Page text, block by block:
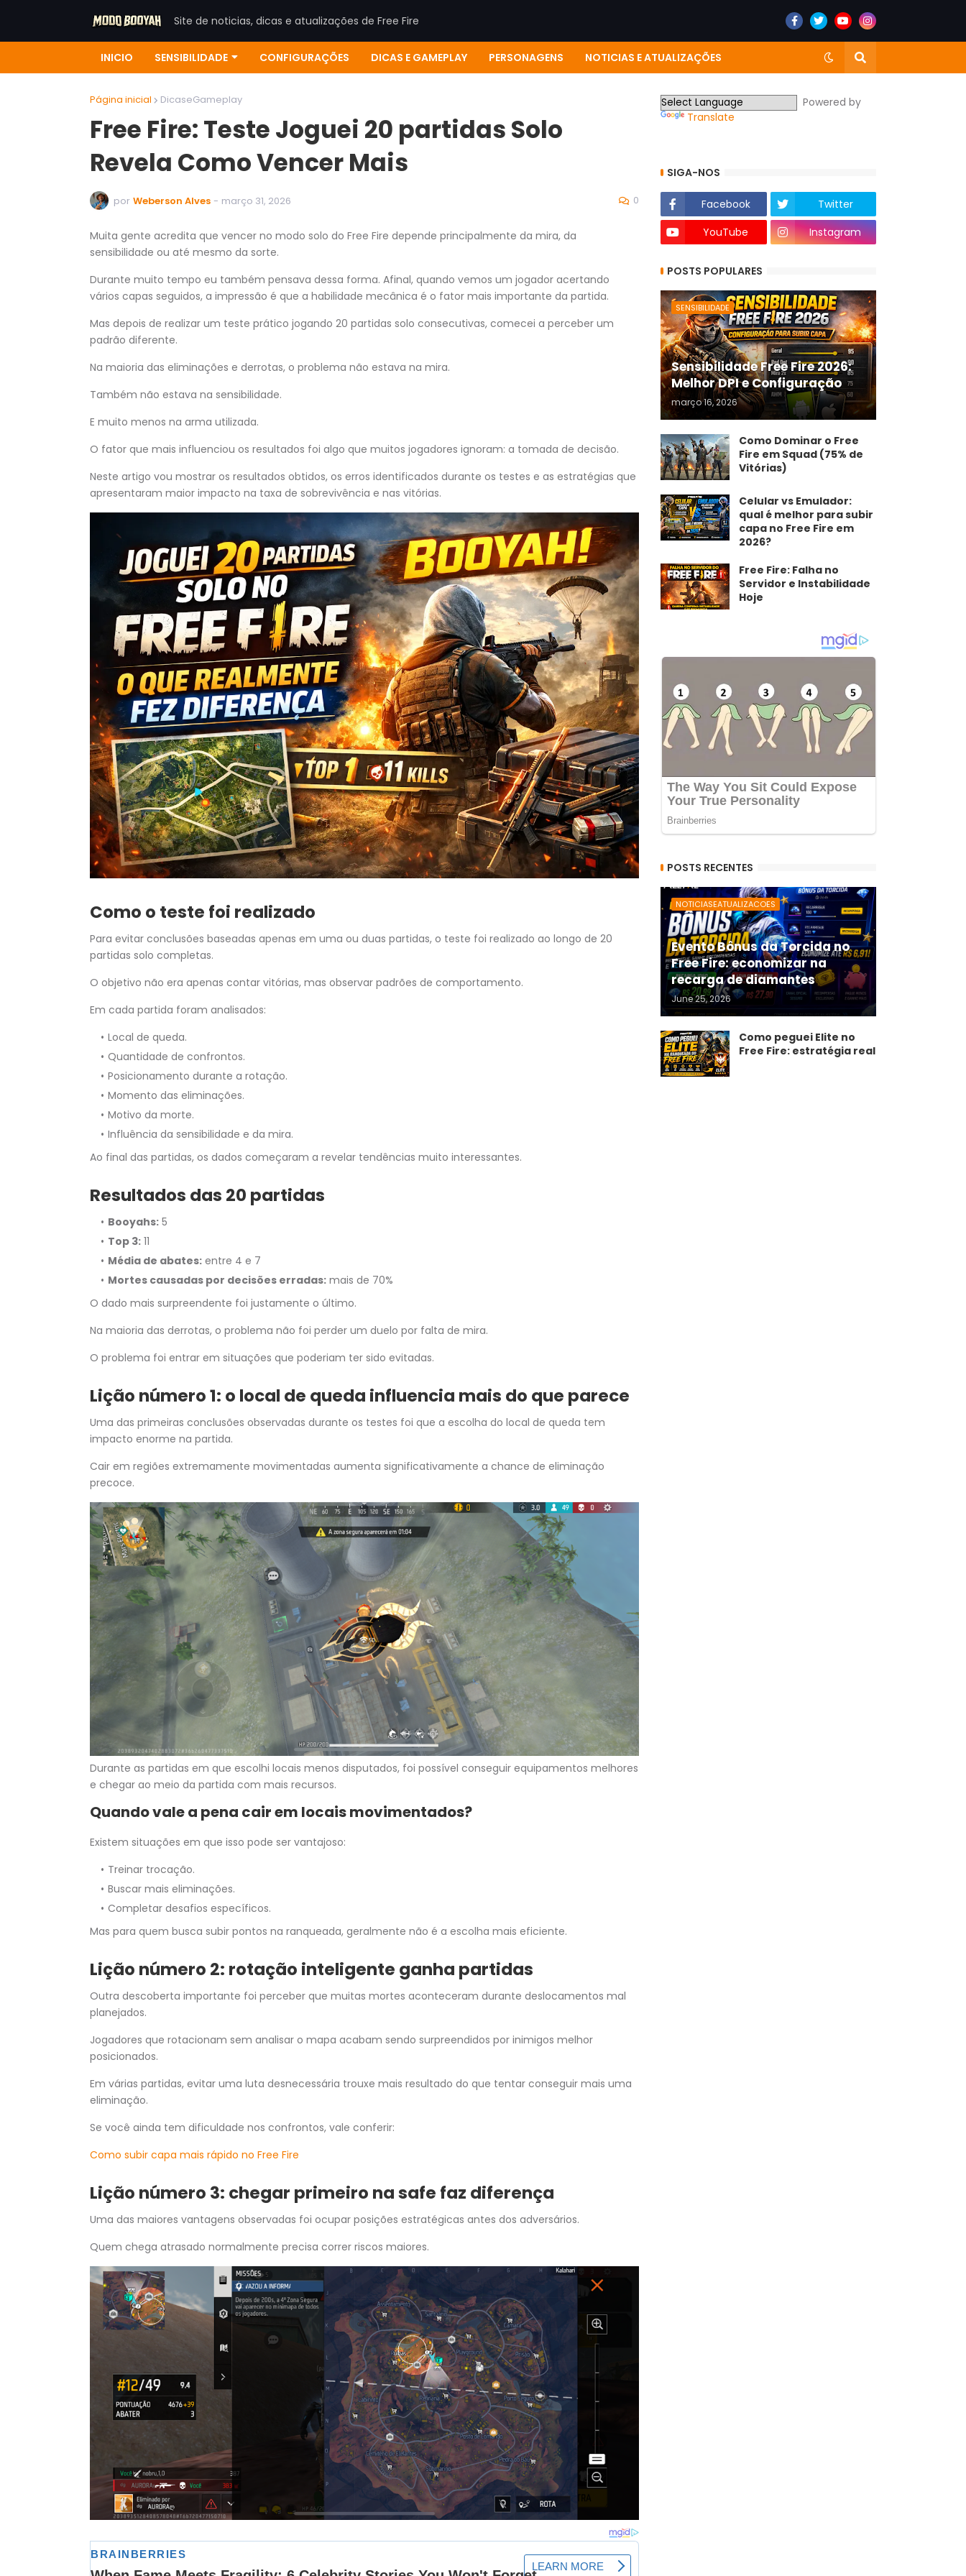
Site de noticias, dicas e atualizações de Free Fire
INICIO SENSIBILIDADE CONFIGURAÇÕES DICAS E GAMEPLAY PERSONAGENS NOTICIAS E ATUALIZAÇÕES
Página inicial DicaseGameplay
Free Fire: Teste Joguei 20 partidas Solo
Revela Como Vencer Mais
por Weberson Alves - março 31, 2026 0
Muita gente acredita que vencer no modo solo do Free Fire depende principalmente da mira, da
sensibilidade ou até mesmo da sorte.
Durante muito tempo eu também pensava dessa forma. Afinal, quando vemos um jogador acertando
vários capas seguidos, a impressão é que a habilidade mecânica é o fator mais importante da partida.
Mas depois de realizar um teste prático jogando 20 partidas solo consecutivas, comecei a perceber um
padrão diferente.
Na maioria das eliminações e derrotas, o problema não estava na mira.
Também não estava na sensibilidade.
E muito menos na arma utilizada.
O fator que mais influenciou os resultados foi algo que muitos jogadores ignoram: a tomada de decisão.
Neste artigo vou mostrar os resultados obtidos, os erros identificados durante os testes e as estratégias que
apresentaram maior impacto na taxa de sobrevivência e nas vitórias.
Como o teste foi realizado
Para evitar conclusões baseadas apenas em uma ou duas partidas, o teste foi realizado ao longo de 20
partidas solo completas.
O objetivo não era apenas contar vitórias, mas observar padrões de comportamento.
Em cada partida foram analisados:
Local de queda.
Quantidade de confrontos.
Posicionamento durante a rotação.
Momento das eliminações.
Motivo da morte.
Influência da sensibilidade e da mira.
Ao final das partidas, os dados começaram a revelar tendências muito interessantes.
Resultados das 20 partidas
Booyahs: 5
Top 3: 11
Média de abates: entre 4 e 7
Mortes causadas por decisões erradas: mais de 70%
O dado mais surpreendente foi justamente o último.
Na maioria das derrotas, o problema não foi perder um duelo por falta de mira.
O problema foi entrar em situações que poderiam ter sido evitadas.
Lição número 1: o local de queda influencia mais do que parece
Uma das primeiras conclusões observadas durante os testes foi que a escolha do local de queda tem
impacto enorme na partida.
Cair em regiões extremamente movimentadas aumenta significativamente a chance de eliminação
precoce.
Durante as partidas em que escolhi locais menos disputados, foi possível conseguir equipamentos melhores
e chegar ao meio da partida com mais recursos.
Quando vale a pena cair em locais movimentados?
Existem situações em que isso pode ser vantajoso:
Treinar trocação.
Buscar mais eliminações.
Completar desafios específicos.
Mas para quem busca subir pontos na ranqueada, geralmente não é a escolha mais eficiente.
Lição número 2: rotação inteligente ganha partidas
Outra descoberta importante foi perceber que muitas mortes aconteceram durante deslocamentos mal
planejados.
Jogadores que rotacionam sem analisar o mapa acabam sendo surpreendidos por inimigos melhor
posicionados.
Em várias partidas, evitar uma luta desnecessária trouxe mais resultado do que tentar conseguir mais uma
eliminação.
Se você ainda tem dificuldade nos confrontos, vale conferir:
Como subir capa mais rápido no Free Fire
Lição número 3: chegar primeiro na safe faz diferença
Uma das maiores vantagens observadas foi ocupar posições estratégicas antes dos adversários.
Quem chega atrasado normalmente precisa correr riscos maiores.
Powered by
Translate
SIGA-NOS
Facebook
Twitter
YouTube
Instagram
POSTS POPULARES
SENSIBILIDADE
Sensibilidade Free Fire 2026:
Melhor DPI e Configuração
março 16, 2026
Como Dominar o Free
Fire em Squad (75% de
Vitórias)
Celular vs Emulador:
qual é melhor para subir
capa no Free Fire em
2026?
Free Fire: Falha no
Servidor e Instabilidade
Hoje
POSTS RECENTES
NOTICIASEATUALIZACOES
Evento Bônus da Torcida no
Free Fire: economizar na
recarga de diamantes
June 25, 2026
Como peguei Elite no
Free Fire: estratégia real